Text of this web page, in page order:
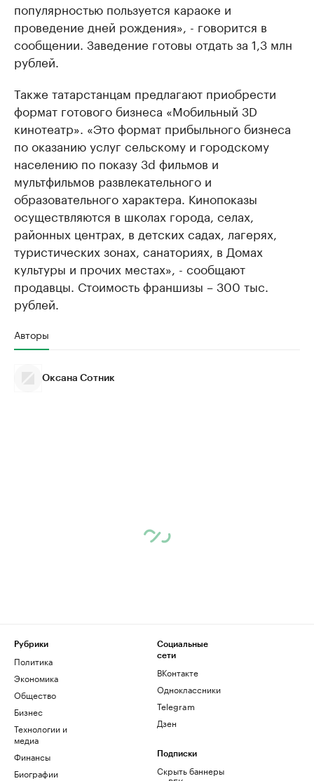
популярностью пользуется караоке и
проведение дней рождения», - говорится в
сообщении. Заведение готовы отдать за 1,3 млн
рублей.
Также татарстанцам предлагают приобрести
формат готового бизнеса «Мобильный 3D
кинотеатр». «Это формат прибыльного бизнеса
по оказанию услуг сельскому и городскому
населению по показу 3d фильмов и
мультфильмов развлекательного и
образовательного характера. Кинопоказы
осуществляются в школах города, селах,
районных центрах, в детских садах, лагерях,
туристических зонах, санаториях, в Домах
культуры и прочих местах», - сообщают
продавцы. Стоимость франшизы – 300 тыс.
рублей.
Авторы
Оксана Сотник
Рубрики
Политика
Экономика
Общество
Бизнес
Технологии и
медиа
Финансы
Биографии
Социальные
сети
ВКонтакте
Одноклассники
Telegram
Дзен
Подписки
Скрыть баннеры